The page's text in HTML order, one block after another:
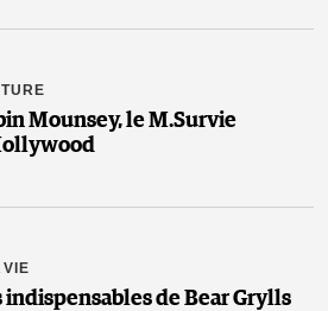
Mounsey, le M.Survie
indispensables de Bear Grylls